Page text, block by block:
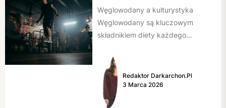
Węglowodany a kulturystyka
Węglowodany są kluczowym
składnikiem diety każdego
energii niezbędnej do intensywnych
treningów i regeneracji...
Redaktor Darkarchon.pl
3 Marca 2026